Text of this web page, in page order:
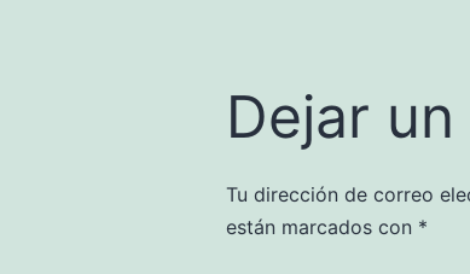
Dejar
Tu dirección de correo
están marcados con *